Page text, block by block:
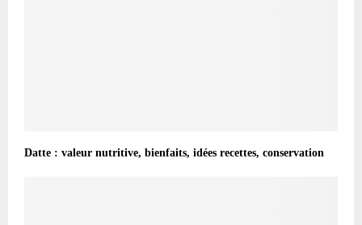
Datte : valeur nutritive, bienfaits, idées recettes, conservation